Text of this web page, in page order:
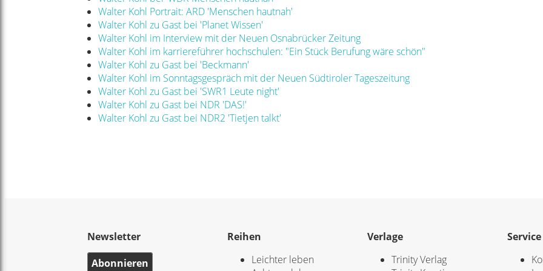
Walter Kohl Portrait: ARD 'Menschen hautnah'
Walter Kohl zu Gast bei 'Planet Wissen'
Walter Kohl im Interview mit der Neuen Osnabrücker Zeitung
Walter Kohl im karriereführer hochschulen: "Ein Stück Berufung wäre schön"
Walter Kohl zu Gast bei 'Beckmann'
Walter Kohl im Sonntagsgespräch mit der Neuen Südtiroler Tageszeitung
Walter Kohl zu Gast bei 'SWR1 Leute night'
Walter Kohl zu Gast bei NDR 'DAS!'
Walter Kohl zu Gast bei NDR2 'Tietjen talkt'
Newsletter
Abonnieren
Reihen
Leichter leben
Verlage
Trinity Verlag
Service